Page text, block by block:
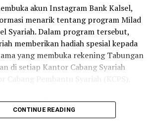
akun Instagram Bank Kalsel,
menarik tentang program Milad
Syariah. Dalam program tersebut,
memberikan hadiah spesial kepada
yang membuka rekening Tabungan
di setiap Kantor Cabang Syariah
Cabang Pembantu Syariah (KCPS).
awal di atas Rp220.000, nasabah
voucher belanja senilai
CONTINUE READING